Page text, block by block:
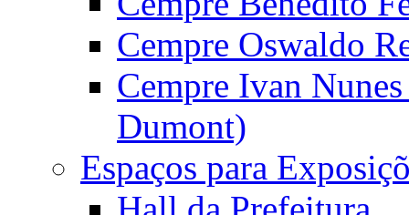
Cempre Oswaldo
Cempre Ivan
Dumont)
Espaços para